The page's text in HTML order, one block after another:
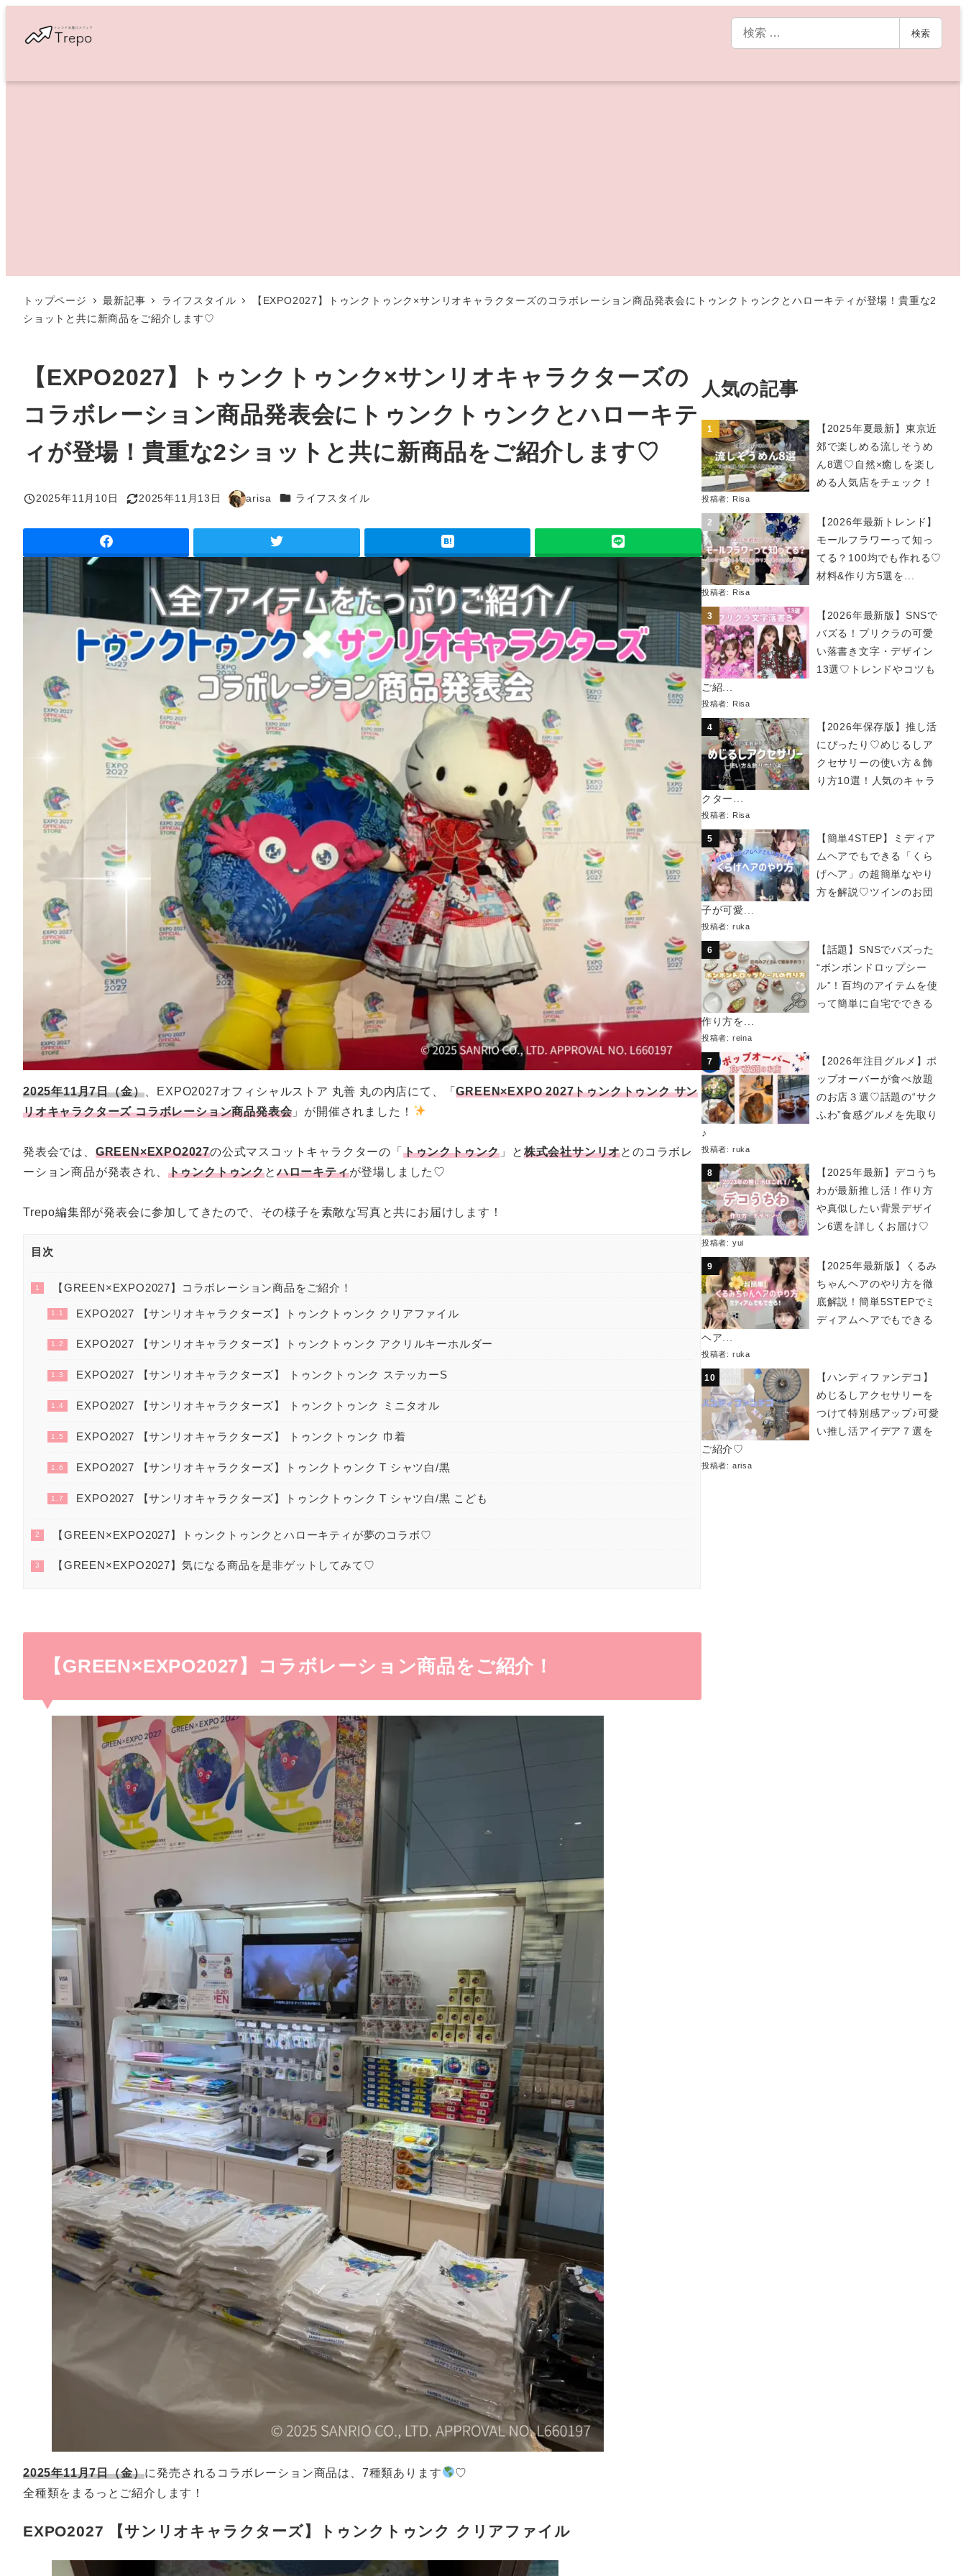
索
検索
トップページ 最新記事 ライフスタイル
【EXPO2027】トゥンクトゥンク×サンリオキャラクターズのコラボレーション商品発表会にトゥンクトゥンクとハローキティが登場！貴重な2
ショットと共に新商品をご紹介します♡
【EXPO2027】トゥンクトゥンク×サンリオキャラクターズの
コラボレーション商品発表会にトゥンクトゥンクとハローキテ
ィが登場！貴重な2ショットと共に新商品をご紹介します♡
投稿日
2025年11月10日
更新日
2025年11月13日
著
arisa カテゴリー
ライフスタイル
2025年11月7日（金） 、EXPO2027オフィシャルストア 丸善 丸の内店にて、「GREEN×EXPO 2027トゥンクトゥンク サン
リオキャラクターズ コラボレーション商品発表会 」が開催されました！
発表会では、 GREEN×EXPO2027の公式マスコットキャラクターの「 トゥンクトゥンク 」と 株式会社サンリオとのコラボレ
ーション商品が発表され、 トゥンクトゥンクとハローキティが登場しました♡
Trepo編集部が発表会に参加してきたので、その様子を素敵な写真と共にお届けします！
目次
1 【GREEN×EXPO2027】コラボレーション商品をご紹介！
1.1 EXPO2027 【サンリオキャラクターズ】トゥンクトゥンク クリアファイル
1.2 EXPO2027 【サンリオキャラクターズ】トゥンクトゥンク アクリルキーホルダー
1.3 EXPO2027 【サンリオキャラクターズ】 トゥンクトゥンク ステッカーS
1.4 EXPO2027 【サンリオキャラクターズ】 トゥンクトゥンク ミニタオル
1.5 EXPO2027 【サンリオキャラクターズ】 トゥンクトゥンク 巾着
1.6 EXPO2027 【サンリオキャラクターズ】トゥンクトゥンク T シャツ白/黒
1.7 EXPO2027 【サンリオキャラクターズ】トゥンクトゥンク T シャツ白/黒 こども
2 【GREEN×EXPO2027】トゥンクトゥンクとハローキティが夢のコラボ♡
3 【GREEN×EXPO2027】気になる商品を是非ゲットしてみて♡
【GREEN×EXPO2027】コラボレーション商品をご紹介！
2025年11月7日（金）に発売されるコラボレーション商品は、7種類あります
♡
全種類をまるっとご紹介します！
EXPO2027 【サンリオキャラクターズ】トゥンクトゥンク クリアファイル
人気の記事
【2025年夏最新】東京近
郊で楽しめる流しそうめ
ん8選♡自然×癒しを楽し
める人気店をチェック！
投稿者: Risa
【2026年最新トレンド】
モールフラワーって知っ
てる？100均でも作れる♡
材料&作り方5選を...
投稿者: Risa
【2026年最新版】SNSで
バズる！プリクラの可愛
い落書き文字・デザイン
13選♡トレンドやコツも
ご紹...
投稿者: Risa
【2026年保存版】推し活
にぴったり♡めじるしア
クセサリーの使い方＆飾
り方10選！人気のキャラ
クター...
投稿者: Risa
【簡単4STEP】ミディア
ムヘアでもできる「くら
げヘア」の超簡単なやり
方を解説♡ツインのお団
子が可愛...
投稿者: ruka
【話題】SNSでバズった
“ボンボンドロップシー
ル”！百均のアイテムを使
って簡単に自宅でできる
作り方を...
投稿者: reina
【2026年注目グルメ】ポ
ップオーバーが食べ放題
のお店３選♡話題の“サク
ふわ”食感グルメを先取り
♪
投稿者: ruka
【2025年最新】デコうち
わが最新推し活！作り方
や真似したい背景デザイ
ン6選を詳しくお届け♡
投稿者: yui
【2025年最新版】くるみ
ちゃんヘアのやり方を徹
底解説！簡単5STEPでミ
ディアムヘアでもできる
ヘア...
投稿者: ruka
【ハンディファンデコ】
めじるしアクセサリーを
つけて特別感アップ♪可愛
い推し活アイデア７選を
ご紹介♡
投稿者: arisa